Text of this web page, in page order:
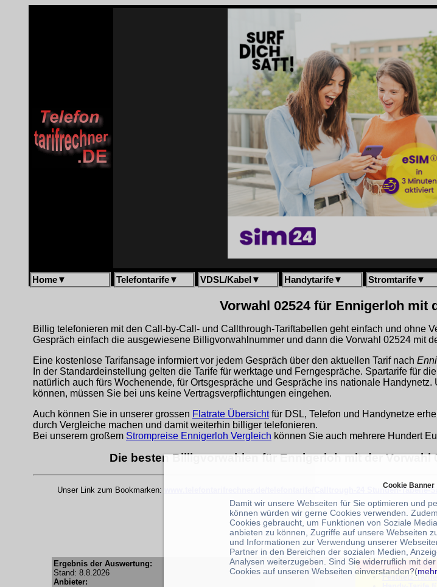
Home▼ Telefontarife▼ VDSL/Kabel ▼ Handytarife▼ Stromtarife▼
Vorwahl 02524 für Ennigerloh mit
Billig telefonieren mit den Call-by-Call- und Callthrough-Tariftabellen geht einfach und ohne
Gespräch einfach die ausgewiesene Billigvorwahlnummer und dann die Vorwahl 02524 mit
Eine kostenlose Tarifansage informiert vor jedem Gespräch über den aktuellen Tarif nach
In der Standardeinstellung gelten die Tarife für werktage und Ferngespräche. Spartarife für
natürlich auch fürs Wochenende, für Ortsgespräche und Gespräche ins nationale Handynetz.
können, müssen Sie bei uns keine Vertragsverpflichtungen eingehen.
Auch können Sie in unserer grossen Flatrate Übersichtfür DSL, Telefon und Handynetze
durch Vergleiche machen und damit weiterhin billiger telefonieren.
Bei unserem großem Strompreise Ennigerloh Vergleich können Sie auch mehrere Hundert
Die besten Billigvorwahlen für Ennigerloh mit der Vorwahl
Unser Link zum Bookmarken: www.telefontarifrechner.de/telefontarife/Calltrough-24 Stunden-Tabelle-
Ergebnis der Auswertung:
Stand: 8.8.2026
Anbieter:
Festnetz-
Cookie Banner
Damit wir unsere Webseiten für Sie optimieren und
können würden wir gerne Cookies verwenden.
Cookies gebraucht, um Funktionen von Soziale
anbieten zu können, Zugriffe auf unsere Webseiten
und Informationen zur Verwendung unserer
Partner in den Bereichen der sozialen Medien,
Analysen weiterzugeben. Sind Sie widerruflich mit
Cookies auf unseren Webseiten einverstanden?(